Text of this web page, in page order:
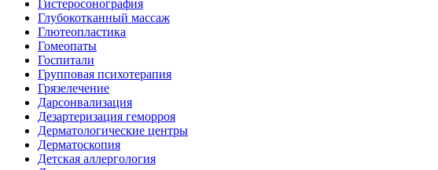
Гистеросонография
Глубокотканный массаж
Глютеопластика
Гомеопаты
Госпитали
Групповая психотерапия
Грязелечение
Дарсонвализация
Дезартеризация геморроя
Дерматологические центры
Дерматоскопия
Детская аллергология